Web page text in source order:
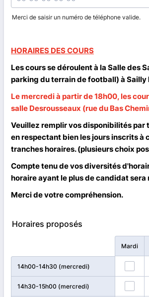
Merci de saisir un numéro de téléphone valide.
HORAIRES DES COURS
Les cours se déroulent à la Salle des
parking du terrain de football) à Sailly
Le mercredi à partir de 18h00, les
salle Desrousseaux (rue du Bas
Veuillez remplir vos disponibilités par
en respectant bien les jours inscrits à
tranches horaires. (plusieurs choix
Compte tenu de vos diversités
horaire ayant le plus de candidat sera
Merci de votre compréhension.
Horaires proposés
Mardi
14h00-14h30 (mercredi)
14h30-15h00 (mercredi)